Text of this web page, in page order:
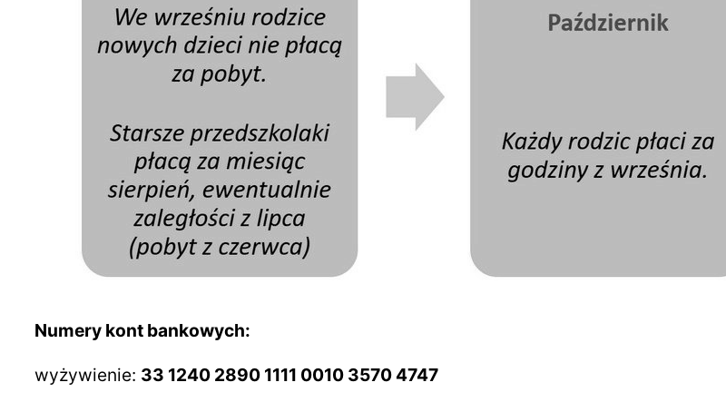
Numery kont bankowych:
wyżywienie: 33 1240 2890 1111 0010 3570 4747